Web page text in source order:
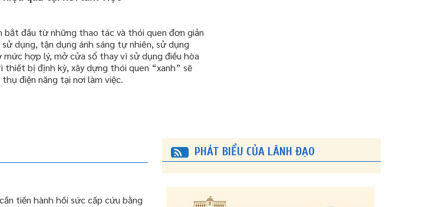
bắt đầu từ những thao tác và thói quen đơn giản
dụng, tận dụng ánh sáng tự nhiên, sử dụng
mức hợp lý, mở cửa sổ thay vì sử dụng điều hòa
bị định kỳ, xây dựng thói quen “xanh” sẽ
điện năng tại nơi làm việc.
tiến hành hồi sức cấp cứu bằng
PHÁT BIỂU CỦA LÃNH ĐẠO